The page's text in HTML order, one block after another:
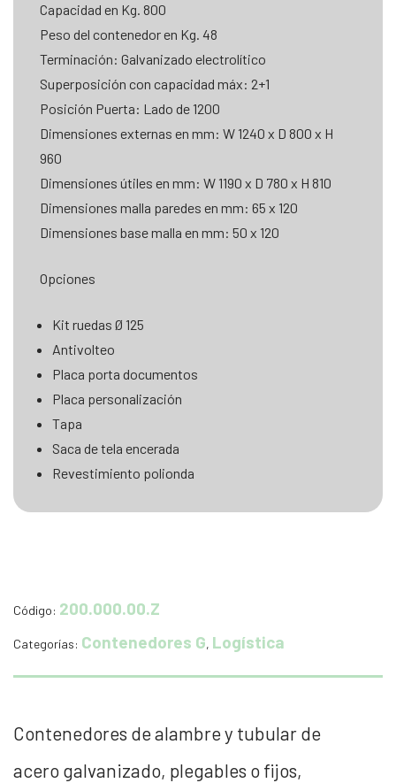
Capacidad en Kg. 800
Peso del contenedor en Kg. 48
Terminación: Galvanizado electrolítico
Superposición con capacidad máx: 2+1
Posición Puerta: Lado de 1200
Dimensiones externas en mm: W 1240 x D 800 x H
960
Dimensiones útiles en mm: W 1190 x D 780 x H 810
Dimensiones malla paredes en mm: 65 x 120
Dimensiones base malla en mm: 50 x 120
Opciones
Kit ruedas Ø 125
Antivolteo
Placa porta documentos
Placa personalización
Tapa
Saca de tela encerada
Revestimiento polionda
Código: 200.000.00.Z
Categorías: Contenedores G, Logística
Contenedores de alambre y tubular de
acero galvanizado, plegables o fijos,